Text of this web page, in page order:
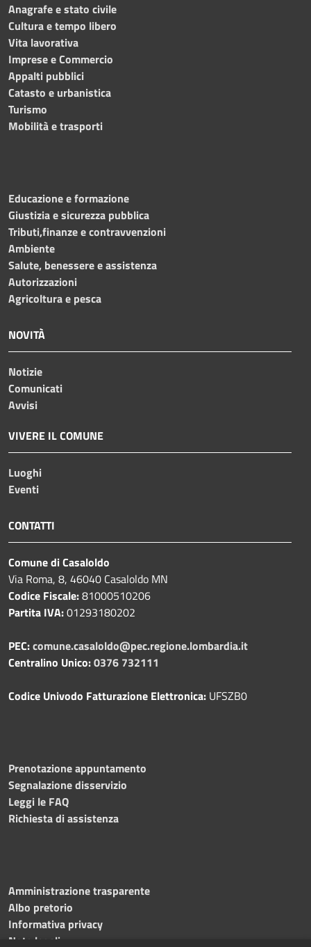
Anagrafe e stato civile
Cultura e tempo libero
Vita lavorativa
Imprese e Commercio
Appalti pubblici
Catasto e urbanistica
Turismo
Mobilità e trasporti
Educazione e formazione
Giustizia e sicurezza pubblica
Tributi,finanze e contravvenzioni
Ambiente
Salute, benessere e assistenza
Autorizzazioni
Agricoltura e pesca
NOVITÀ
Notizie
Comunicati
Avvisi
VIVERE IL COMUNE
Luoghi
Eventi
CONTATTI
Comune di Casaloldo
Via Roma, 8, 46040 Casaloldo MN
Codice Fiscale:81000510206
Partita IVA:01293180202
PEC:comune.casaloldo@pec.regione.lombardia.it
Centralino Unico:0376 732111
Codice Univodo Fatturazione Elettronica: UFSZB0
Prenotazione appuntamento
Segnalazione disservizio
Leggi le FAQ
Richiesta di assistenza
Amministrazione trasparente
Albo pretorio
Informativa privacy
Note legali